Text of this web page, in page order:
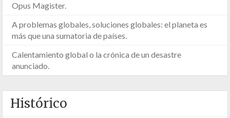
Opus Magister.
A problemas globales, soluciones globales: el planeta es
más que una sumatoria de países.
Calentamiento global o la crónica de un desastre
anunciado.
Histórico